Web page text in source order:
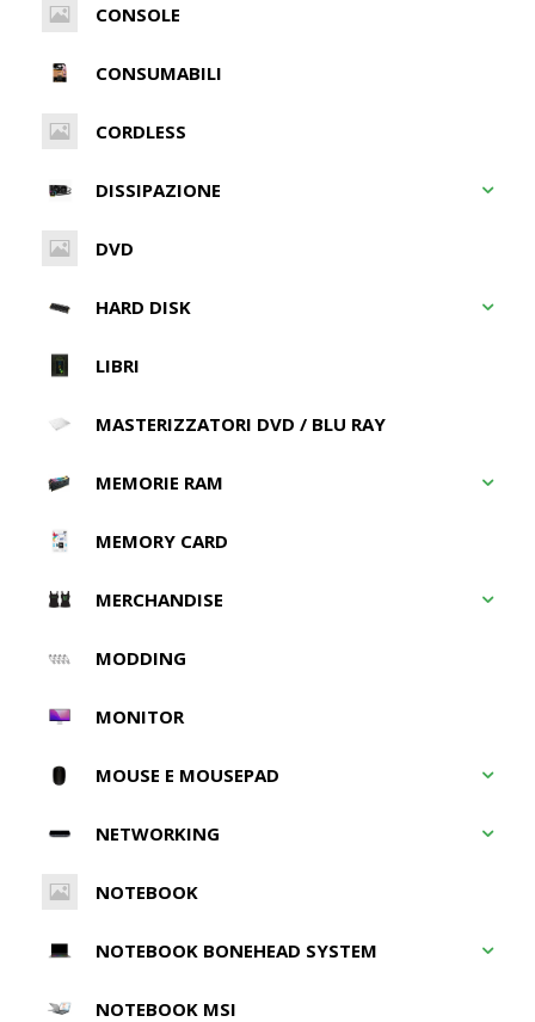
CONSOLE
CONSUMABILI
CORDLESS
DISSIPAZIONE
DVD
HARD DISK
LIBRI
MASTERIZZATORI DVD / BLU RAY
MEMORIE RAM
MEMORY CARD
MERCHANDISE
MODDING
MONITOR
MOUSE E MOUSEPAD
NETWORKING
NOTEBOOK
NOTEBOOK BONEHEAD SYSTEM
NOTEBOOK MSI